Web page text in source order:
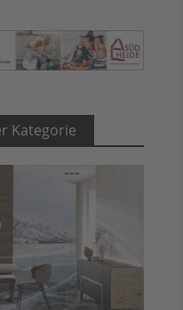
Kategorie